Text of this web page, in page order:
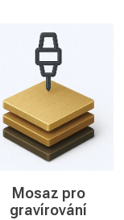
Mosaz pro
gravírování